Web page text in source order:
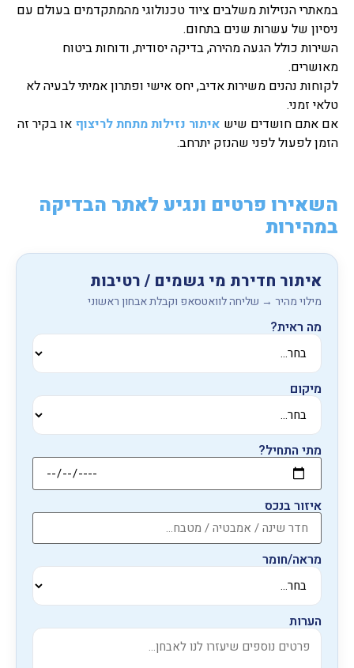
במאתרי הנזילות משלבים ציוד טכנולוגי מהמתקדמים בעולם עם
ניסיון של עשרות שנים בתחום.
השירות כולל הגעה מהירה, בדיקה יסודית, ודוחות ביטוח
מאושרים.
לקוחות נהנים משירות אדיב, יחס אישי ופתרון אמיתי לבעיה לא
טלאי זמני.
אם אתם חושדים שישאיתור נזילות מתחת לריצוףאו בקיר זה
הזמן לפעול לפני שהנזק יתרחב.
השאירו פרטים ונגיע לאתר הבדיקה
במהירות
איתור חדירת מי גשמים / רטיבות
מילוי מהיר → שליחה לוואטסאפ וקבלת אבחון ראשוני
מה ראית?
מיקום
מתי התחיל?
איזור בנכס
מראה/חומר
הערות